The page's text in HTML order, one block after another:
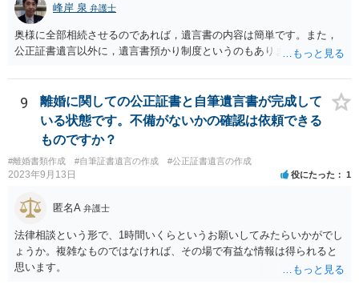
峰岸 泉 弁護士
奥様に全部相続させるのであれば，遺言書の内容は簡単です。また，
公正証書遺言以外に，遺言書預かり制度というのもあります。
9
離婚に関しての公正証書と自筆遺言書が完成して
いる状態です。不備がないかの確認は依頼できる
ものですか？
#離婚書類作成 #自筆証書遺言の作成 #公正証書遺言の作成
2023年9月13日 役にたった 1
匿名A 弁護士
法律相談という形で、1時間いくらというお願いしてみたらいかがでし
ょうか。複雑なものではなければ、その場で有益な情報は得られると
思います。